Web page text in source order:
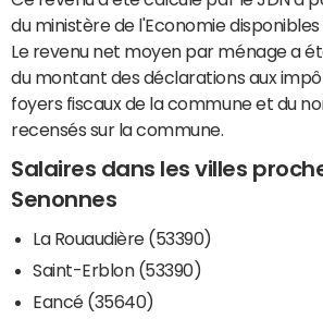
du ministère de l'Economie
Le revenu net moyen par ménage a
du montant des déclarations aux
foyers fiscaux de la commune et du
recensés sur la commune.
Salaires dans les villes
Senonnes
La Rouaudière (53390)
Saint-Erblon (53390)
Eancé (35640)